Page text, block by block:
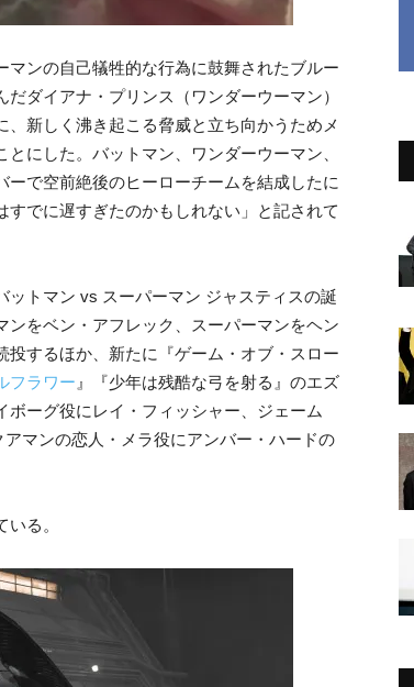
ンの自己犠牲的な行為に鼓舞されたブルー
ダイアナ・プリンス（ワンダーウーマン）
新しく沸き起こる脅威と立ち向かうためメ
にした。バットマン、ワンダーウーマン、
で空前絶後のヒーローチームを結成したに
でに遅すぎたのかもしれない」と記されて
トマン vs スーパーマン ジャスティスの誕
をベン・アフレック、スーパーマンをヘン
するほか、新たに『ゲーム・オブ・スロー
フラワー 』『少年は残酷な弓を射る』のエズ
ーグ役にレイ・フィッシャー、ジェーム
アマンの恋人・メラ役にアンバー・ハードの
る。